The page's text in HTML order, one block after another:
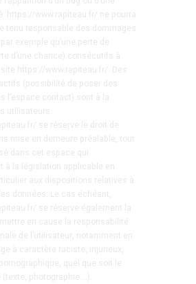
https://www.rapiteau.fr/ ne pourra
tenu responsable des dommages
exemple qu’une perte de
d’une chance) consécutifs à
site https://www.rapiteau.fr/. Des
(possibilité de poser des
l’espace contact) sont à la
utilisateurs.
se réserve le droit de
mise en demeure préalable, tout
dans cet espace qui
à la législation applicable en
aux dispositions relatives à
données. Le cas échéant,
se réserve également la
en cause la responsabilité
de l’utilisateur, notamment en
à caractère raciste, injurieux,
quel que soit le
(texte, photographie …).